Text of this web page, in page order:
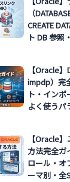
（
CREATE
ト DB 参照
【Oracle
impdp）完
ト・インポ
よく使うパ
【Oracle
方法完全ガ
ロール・オ
ーマ別・全